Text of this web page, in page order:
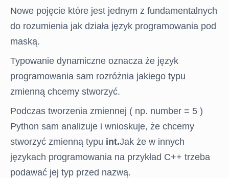
STRONA
GŁÓWNA
EGZAMIN
ONLINE
BLOG
FORUM
Nowe pojęcie które jest jednym z fundamentalnych
do rozumienia jak działa język programowania pod
maską.
Typowanie dynamiczne oznacza że język
programowania sam rozróżnia jakiego typu
zmienną chcemy stworzyć.
Podczas tworzenia zmiennej ( np. number = 5 )
Python sam analizuje i wnioskuje, że chcemy
stworzyć zmienną typu int.Jak że w innych
językach programowania na przykład C++ trzeba
podawać jej typ przed nazwą.